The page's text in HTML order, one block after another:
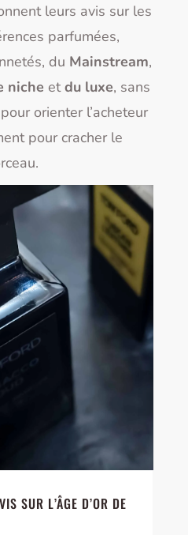
leurs avis sur les
parfumées,
du Mainstream,
niche etdu luxe, sans
orienter l’acheteur
pour cracher le
SUR L’ÂGE D’OR DE